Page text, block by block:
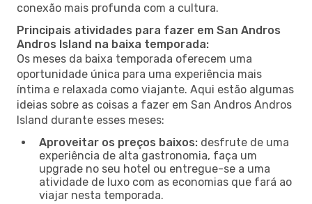
conexão mais profunda com a cultura.
Principais atividades para fazer em San Andros
Andros Island na baixa temporada:
Os meses da baixa temporada oferecem uma
oportunidade única para uma experiência mais
íntima e relaxada como viajante. Aqui estão algumas
ideias sobre as coisas a fazer em San Andros Andros
Island durante esses meses:
Aproveitar os preços baixos: desfrute de uma
experiência de alta gastronomia, faça um
upgrade no seu hotel ou entregue-se a uma
atividade de luxo com as economias que fará ao
viajar nesta temporada.